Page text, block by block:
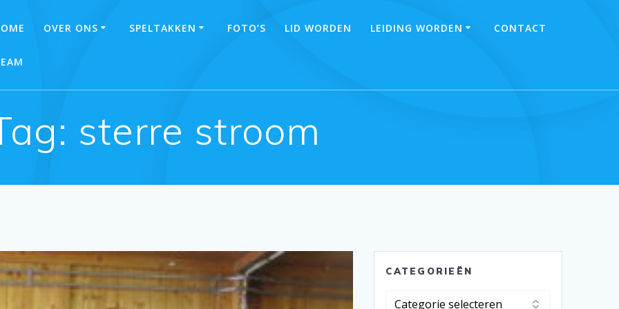
OVER ONS SPELTAKKEN FOTO’S LID WORDEN LEIDING WORDEN CONTACT
sterre stroom
CATEGORIEËN
Categorieën